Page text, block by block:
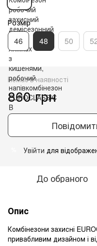
Розмір
46 48 50
Немає в наявності
860 грн
Увійти для
До обраного
Опис
Комбінезони захисні
привабливим дизайном і